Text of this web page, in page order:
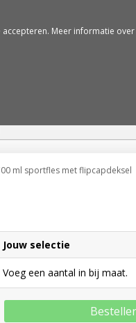
ml sportfles met flipcapdeksel
Jouw selectie
Voeg een aantal in bij maat.
Meer informatie